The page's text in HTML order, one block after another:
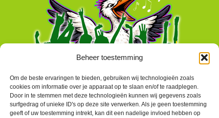
Beheer toestemming
Om de beste ervaringen te bieden, gebruiken wij technologieën zoals
cookies om informatie over je apparaat op te slaan en/of te raadplegen.
Door in te stemmen met deze technologieën kunnen wij gegevens zoals
surfgedrag of unieke ID's op deze site verwerken. Als je geen toestemming
geeft of uw toestemming intrekt, kan dit een nadelige invloed hebben op